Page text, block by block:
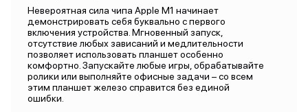
Невероятная сила чипа Apple M1 начинает
демонстрировать себя буквально с первого
включения устройства. Мгновенный запуск,
отсутствие любых зависаний и медлительности
позволяет использовать планшет особенно
комфортно. Запускайте любые игры, обрабатывайте
ролики или выполняйте офисные задачи – со всем
этим планшет железо справится без единой
ошибки.